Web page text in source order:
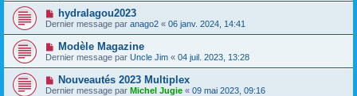
hydralagou2023
Dernier message par anago2 « 06 janv. 2024, 14:41
Modèle Magazine
Dernier message par Uncle Jim « 04 juil. 2023, 13:28
Nouveautés 2023 Multiplex
Dernier message par Michel Jugie « 09 mai 2023, 09:16